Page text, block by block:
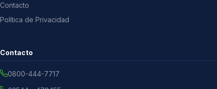
Contacto
Política de Privacidad
Contacto
0800-444-7717